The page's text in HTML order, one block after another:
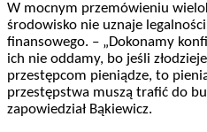
W mocnym przemówieniu
środowisko nie uznaje
finansowego. – „Dokonamy
ich nie oddamy, bo jeśli
przestępcom pieniądze, to
przestępstwa muszą trafić do
zapowiedział Bąkiewicz.